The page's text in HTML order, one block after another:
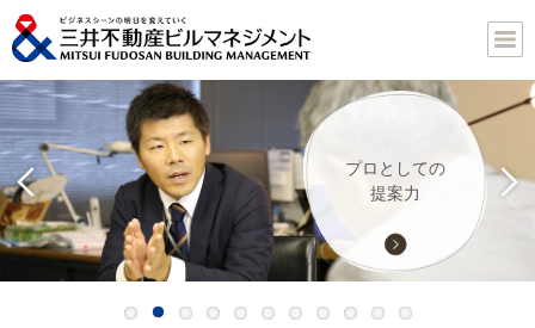
プロとしての
提案力
ビルを守る
信頼感
万全の
BCP対応
ビジネス環境を
提案
となるビルを
担う責任
ソリューションを
提供
豊富な
マネジメント物件
さまざまな
付加価値を
マネジメントを
展開
環境品質を
高める